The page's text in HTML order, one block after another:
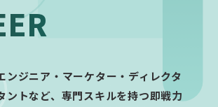
ンジニア・マーケター・ディレクタ
ントなど、専門スキルを持つ即戦力